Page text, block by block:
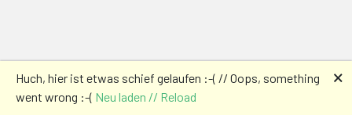
Huch, hier ist etwas schief gelaufen :-( // Oops, something
went wrong :-( Neu laden // Reload
🗙